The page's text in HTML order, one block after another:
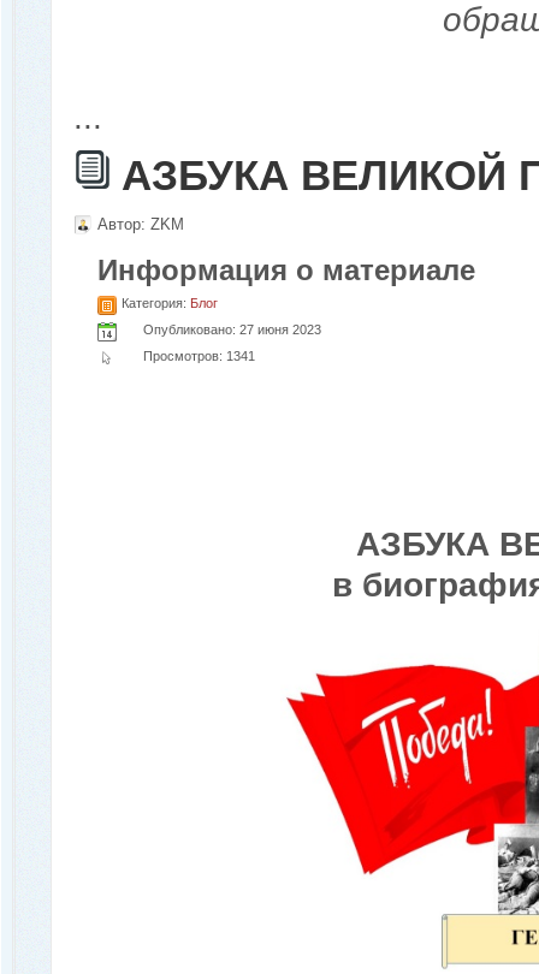
...
АЗБУКА ВЕЛИКОЙ
Автор: ZKM
Информация о материале
Категория: Блог
Опубликовано: 27 июня 2023
Просмотров: 1341
АЗБУКА
в